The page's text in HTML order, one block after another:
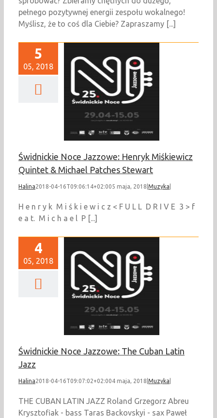
pełnego pozytywnej energii zespołu wokalnego!
Myślisz, że to coś dla Ciebie? Zapraszamy [...]
5
05, 2018
Świdnickie Noce Jazzowe: Henryk Miśkiewicz
Quintet & Michael Patches Stewart
Halina2018-04-16T09:06:14+02:005 maja, 2018 Muzyka
H e n r y k M i ś k i e w i c z < F U L L D R I V E 3 > f
e a t. M i c h a e l P [...]
4
05, 2018
Noce Jazzowe:
Świdnickie Noce Jazzowe: The Cuban Latin
Jazz
Halina2018-04-16T09:07:02+02:004 maja, 2018 Muzyka
THE CUBAN LATIN JAZZ Roland Grzegorz Abreu
Krysztofiak - bass Taras Backovskyi - sax Paweł